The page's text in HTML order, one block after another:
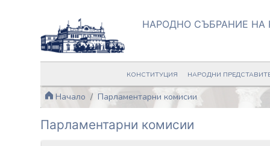
НАРОДНО СЪБРАНИЕ НА
КОНСТИТУЦИЯ НАРОДНИ
Начало Парламентарни комисии
Парламентарни комисии